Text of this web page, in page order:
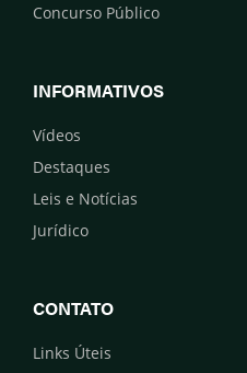
Concurso Público
INFORMATIVOS
Vídeos
Destaques
Leis e Notícias
Jurídico
CONTATO
Links Úteis